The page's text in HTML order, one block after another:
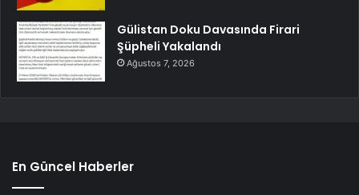
Gülistan Doku Davasında Firari
Şüpheli Yakalandı
Ağustos 7, 2026
En Güncel Haberler